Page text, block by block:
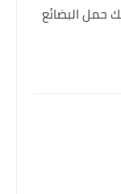
حمل البضائع